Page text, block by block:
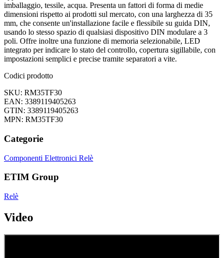
imballaggio, tessile, acqua. Presenta un fattori di forma di medie
dimensioni rispetto ai prodotti sul mercato, con una larghezza di 35
mm, che consente un'installazione facile e flessibile su guida DIN,
usando lo stesso spazio di qualsiasi dispositivo DIN modulare a 3
poli. Offre inoltre una funzione di memoria selezionabile, LED
integrato per indicare lo stato del controllo, copertura sigillabile, con
impostazioni semplici e precise tramite separatori a vite.
Codici prodotto
SKU: RM35TF30
EAN: 3389119405263
GTIN: 3389119405263
MPN: RM35TF30
Categorie
Componenti Elettronici Relè
ETIM Group
Relè
Video